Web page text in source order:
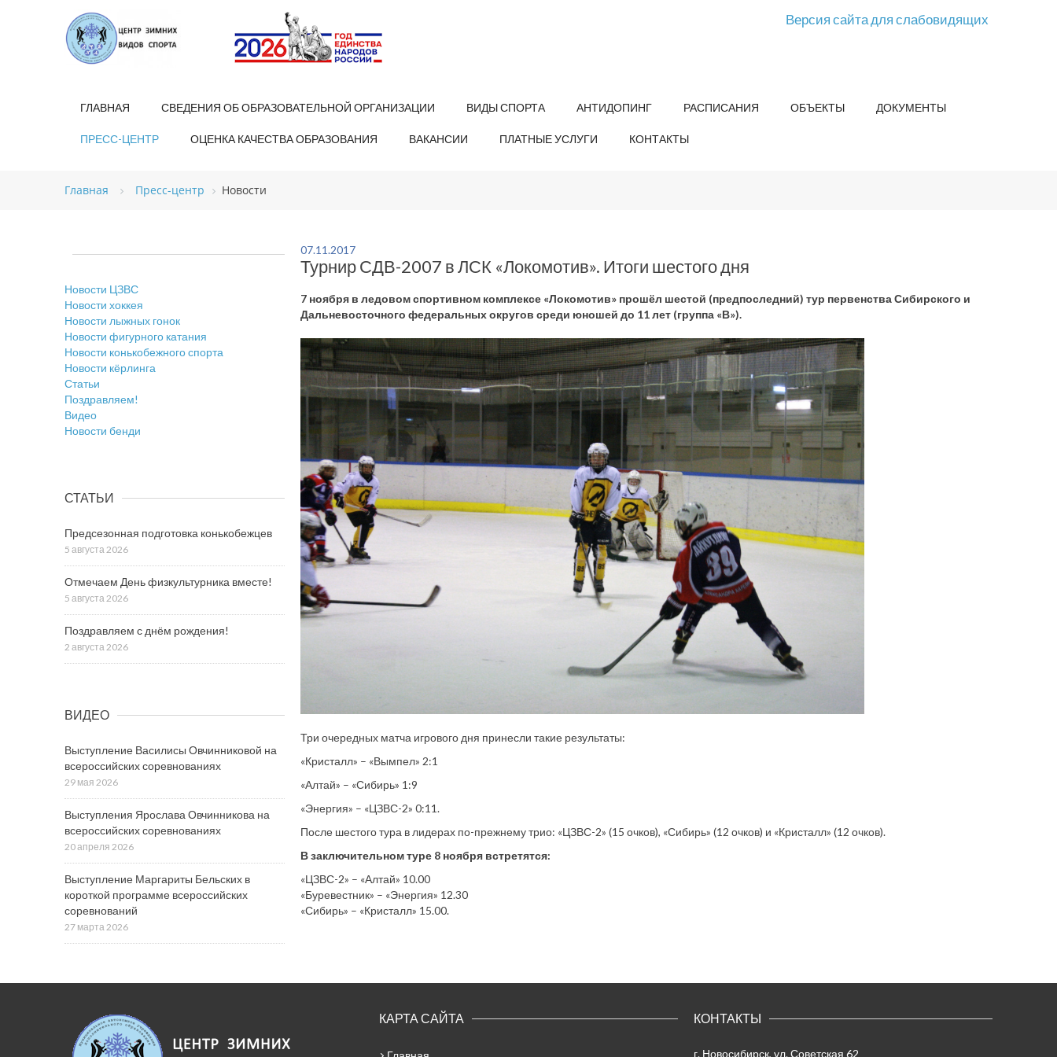
Версия сайта для слабовидящих
ГЛАВНАЯ СВЕДЕНИЯ ОБ ОБРАЗОВАТЕЛЬНОЙ ОРГАНИЗАЦИИ ВИДЫ СПОРТА АНТИДОПИНГ РАСПИСАНИЯ ОБЪЕКТЫ ДОКУМЕНТЫ
ПРЕСС-ЦЕНТР ОЦЕНКА КАЧЕСТВА ОБРАЗОВАНИЯ ВАКАНСИИ ПЛАТНЫЕ УСЛУГИ КОНТАКТЫ
Главная Пресс-центр Новости
07.11.2017
Турнир СДВ-2007 в ЛСК «Локомотив». Итоги шестого дня
7 ноября в ледовом спортивном комплексе «Локомотив» прошёл шестой (предпоследний) тур первенства Сибирского и
Дальневосточного федеральных округов среди юношей до 11 лет (группа «В»).
Три очередных матча игрового дня принесли такие результаты:
«Кристалл» – «Вымпел» 2:1
«Алтай» – «Сибирь» 1:9
«Энергия» – «ЦЗВС-2» 0:11.
После шестого тура в лидерах по-прежнему трио: «ЦЗВС-2» (15 очков), «Сибирь» (12 очков) и «Кристалл» (12 очков).
В заключительном туре 8 ноября встретятся:
«ЦЗВС-2» – «Алтай» 10.00
«Буревестник» – «Энергия» 12.30
«Сибирь» – «Кристалл» 15.00.
Новости ЦЗВС
Новости хоккея
Новости лыжных гонок
Новости фигурного катания
Новости конькобежного спорта
Новости кёрлинга
Статьи
Поздравляем!
Видео
Новости бенди
СТАТЬИ
Предсезонная подготовка конькобежцев
5 августа 2026
Отмечаем День физкультурника вместе!
5 августа 2026
Поздравляем с днём рождения!
2 августа 2026
ВИДЕО
Выступление Василисы Овчинниковой на
всероссийских соревнованиях
29 мая 2026
Выступления Ярослава Овчинникова на
всероссийских соревнованиях
20 апреля 2026
Выступление Маргариты Бельских в
короткой программе всероссийских
соревнований
27 марта 2026
КАРТА САЙТА КОНТАКТЫ
г. Новосибирск, ул. Советская 62